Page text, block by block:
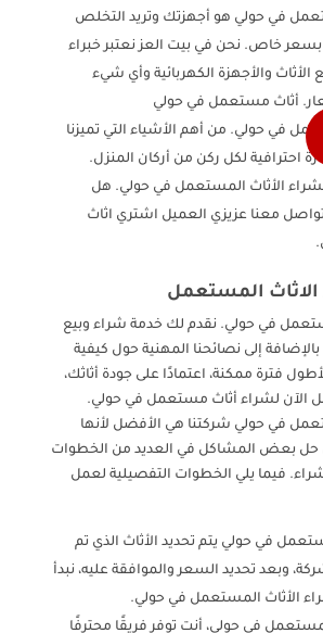
في حولي هو أجهزتك وتريد التخلص
بسعر خاص. نحن في بيت العز نعتبر خبراء
والأجهزة الكهربائية وأي شيء
أثاث مستعمل في حولي
في حولي. من أهم الأشياء التي تميزنا
احترافية لكل ركن من أركان المنزل.
الأثاث المستعمل في حولي. هل
معنا عزيزي العميل اشتري اثاث
المستعمل
في حولي. نقدم لك خدمة شراء وبيع
إلى نصائحنا المهنية حول كيفية
فترة ممكنة، اعتمادًا على جودة أثاثك،
الآن لشراء أثاث مستعمل في حولي.
في حولي شركتنا هي الأفضل لأنها
حل بعض المشاكل في العديد من الخطوات
فيما يلي الخطوات التفصيلية لعمل
في حولي يتم تحديد الأثاث الذي تم
وبعد تحديد السعر والموافقة عليه، نبدأ
الأثاث المستعمل في حولي.
في حولي، أنت توفر فريقًا محترفًا